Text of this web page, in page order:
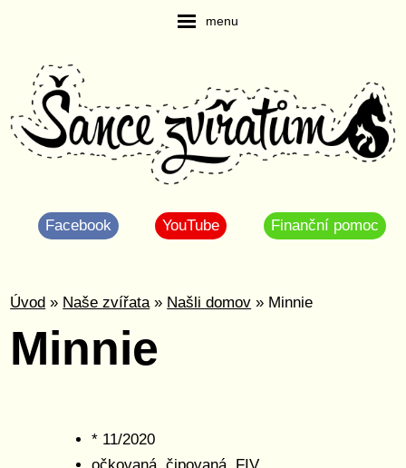
menu
Facebook YouTube Finanční pomoc
Úvod » Naše zvířata» Našli domov » Minnie
Minnie
* 11/2020